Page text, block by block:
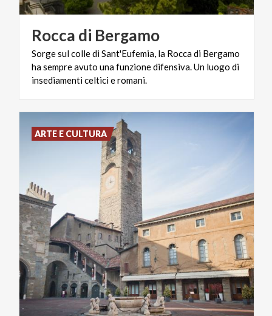
Rocca di Bergamo
Sorge sul colle di Sant'Eufemia, la Rocca di Bergamo
ha sempre avuto una funzione difensiva. Un luogo di
insediamenti celtici e romani.
ARTE E CULTURA